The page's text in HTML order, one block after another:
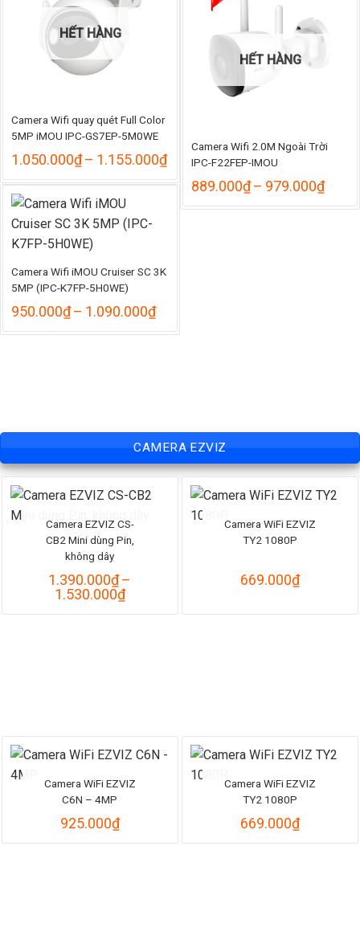
HẾT HÀNG
Camera Wifi quay quét Full Color
5MP iMOU IPC-GS7EP-5M0WE
1.050.000₫– 1.155.000₫Khoảng
từ
1.050.000₫
HẾT HÀNG
Camera Wifi 2.0M Ngoài Trời
IPC-F22FEP-IMOU
889.000₫– 979.000₫
từ
Camera Wifi iMOU Cruiser SC 3K
5MP (IPC-K7FP-5H0WE)
950.000₫– 1.090.000₫Khoảng
từ
CAMERA EZVIZ
Camera EZVIZ CS-
CB2 Mini dùng Pin,
không dây
1.390.000₫–
1.530.000₫Khoảng
Camera WiFi EZVIZ
TY2 1080P
669.000₫
Camera WiFi EZVIZ
C6N – 4MP
925.000₫
Camera WiFi EZVIZ
TY2 1080P
669.000₫